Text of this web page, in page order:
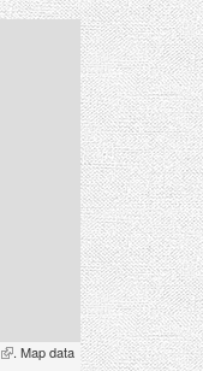
(le
lien
. Map data